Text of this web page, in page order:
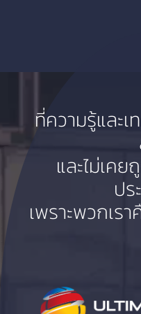
ที่ความรู้และเ
และไม่เค
ปร
เพราะพวกเร